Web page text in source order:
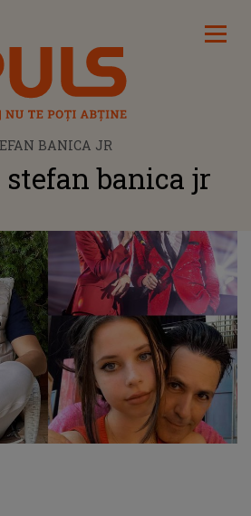
BANICA JR
banica jr